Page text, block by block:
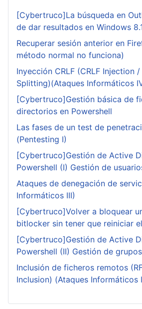
[Cybertruco]La búsqueda en
de dar resultados en Windows
Recuperar sesión anterior en
método normal no funciona)
Inyección CRLF (CRLF Injection
Splitting)(Ataques Informáticos
[Cybertruco]Gestión básica de
directorios en Powershell
Las fases de un test de
(Pentesting I)
[Cybertruco]Gestión de Active
Powershell (I) Gestión de
Ataques de denegación de
Informáticos III)
[Cybertruco]Volver a bloquear
bitlocker sin tener que reiniciar
[Cybertruco]Gestión de Active
Powershell (II) Gestión de
Inclusión de ficheros remotos
Inclusion) (Ataques Informáticos